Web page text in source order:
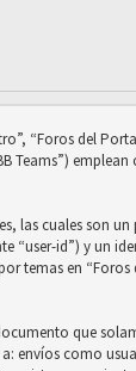
“Foros del
Teams”)
las cuales son
“user-id”) y un
temas en
que
envíos como